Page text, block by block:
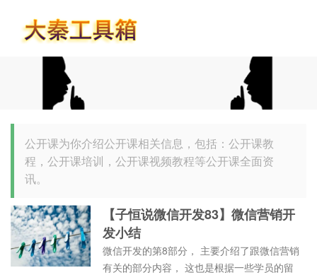
公开课为你介绍公开课相关信息，包括：公开课教
程，公开课培训，公开课视频教程等公开课全面资
讯。
【子恒说微信开发83】微信营销开
发小结
微信开发的第8部分， 主要介绍了跟微信营销
有关的部分内容， 这也是根据一些学员的留